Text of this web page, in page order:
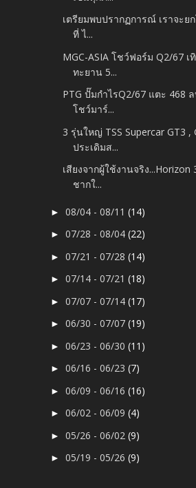
เตรียมพบปรากฏการณ์ เราจะ
ที่ ไ...
MGC-ASIA โชว์ฟอร์ม Q2/67 เ
ทะยาน 5...
PTG ปั๊มกำไรQ2/67 แตะ 468
โชว์มาร์...
3 รุ่นใหญ่ TSS Supercar GT3 ,
ประเดิมส...
เสียงจากผู้ใช้งานจริง...Horizon
ชากใ...
►08/04 - 08/11(14)
►07/28 - 08/04(22)
►07/21 - 07/28(14)
►07/14 - 07/21(18)
►07/07 - 07/14(17)
►06/30 - 07/07(19)
►06/23 - 06/30(11)
►06/16 - 06/23(7)
►06/09 - 06/16(16)
►06/02 - 06/09(4)
►05/26 - 06/02(9)
►05/19 - 05/26(9)